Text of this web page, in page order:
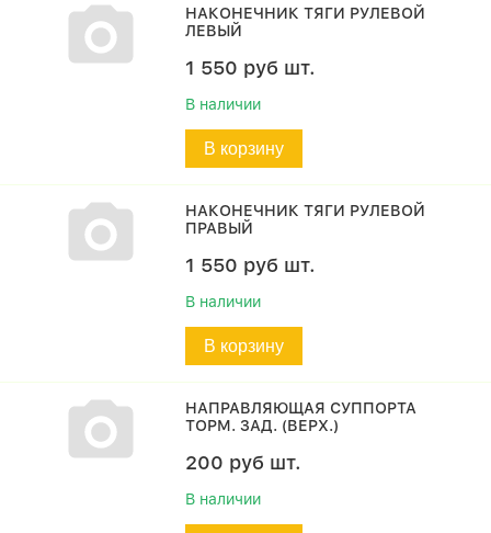
НАКОНЕЧНИК ТЯГИ РУЛЕВОЙ
ЛЕВЫЙ
1 550 руб шт.
В наличии
В корзину
НАКОНЕЧНИК ТЯГИ РУЛЕВОЙ
ПРАВЫЙ
1 550 руб шт.
В наличии
В корзину
НАПРАВЛЯЮЩАЯ СУППОРТА
ТОРМ. ЗАД. (ВЕРХ.)
200 руб шт.
В наличии